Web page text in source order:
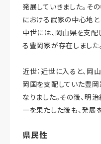
発展していきました。そ
における武家の中心地と
中世には、岡山県を支
る豊岡家が存在しました
近世：近世に入ると、岡
岡国を支配していた豊
なりました。その後、明
一を果たした後も、発展
県民性